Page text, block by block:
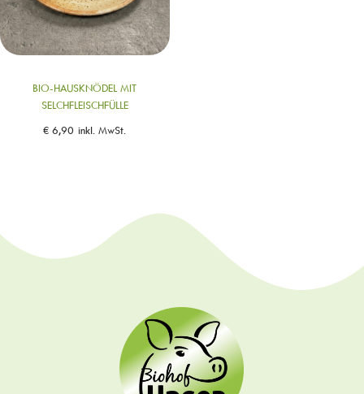
BIO-HAUSKNÖDEL MIT
SELCHFLEISCHFÜLLE
€ 6,90 inkl. MwSt.